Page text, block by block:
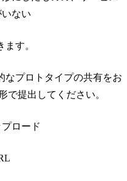
ない
す。
なプロトタイプの共有をお
で提出してください。
ロード